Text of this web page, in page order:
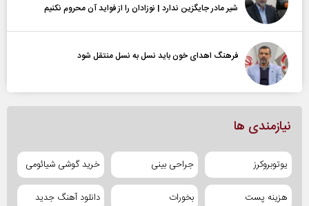
شیر مادر جایگزین ندارد | نوزادان را از فواید آن محروم نکنیم
فرهنگ اهدای خون باید نسل به نسل منتقل شود
نیازمندی ها
یوتوبروکرز جراحی بینی خرید گوشی شیائومی
هزینه پست بخورات دانلود آهنگ جدید